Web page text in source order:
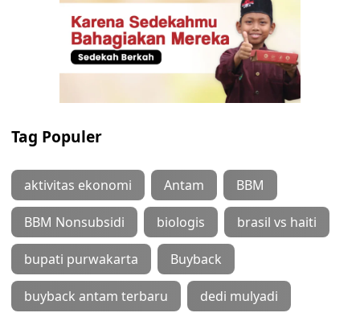
Tag Populer
aktivitas ekonomi Antam BBM
BBM Nonsubsidi biologis brasil vs haiti
bupati purwakarta Buyback
buyback antam terbaru dedi mulyadi